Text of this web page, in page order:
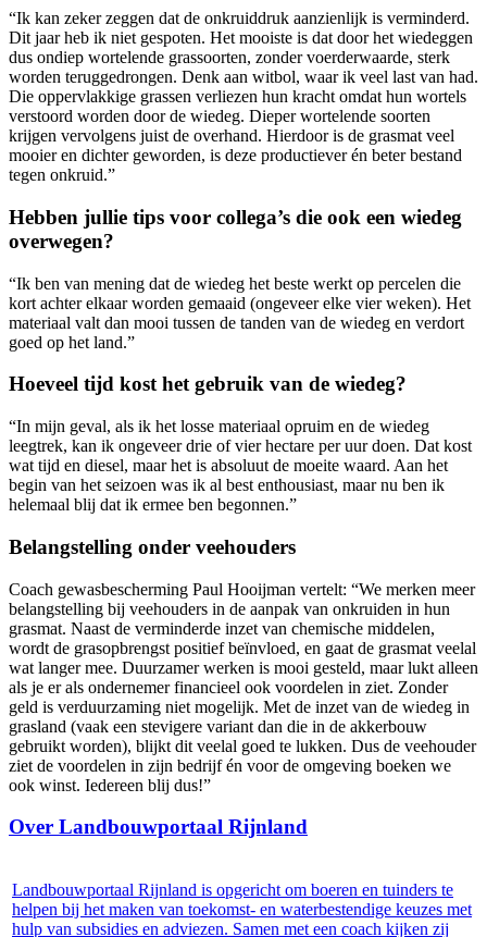
“Ik kan zeker zeggen dat de onkruiddruk aanzienlijk is verminderd.
Dit jaar heb ik niet gespoten. Het mooiste is dat door het wiedeggen
dus ondiep wortelende grassoorten, zonder voerderwaarde, sterk
worden teruggedrongen. Denk aan witbol, waar ik veel last van had.
Die oppervlakkige grassen verliezen hun kracht omdat hun wortels
verstoord worden door de wiedeg. Dieper wortelende soorten
krijgen vervolgens juist de overhand. Hierdoor is de grasmat veel
mooier en dichter geworden, is deze productiever én beter bestand
tegen onkruid.”
Hebben jullie tips voor collega’s die ook een wiedeg
overwegen?
“Ik ben van mening dat de wiedeg het beste werkt op percelen die
kort achter elkaar worden gemaaid (ongeveer elke vier weken). Het
materiaal valt dan mooi tussen de tanden van de wiedeg en verdort
goed op het land.”
Hoeveel tijd kost het gebruik van de wiedeg?
“In mijn geval, als ik het losse materiaal opruim en de wiedeg
leegtrek, kan ik ongeveer drie of vier hectare per uur doen. Dat kost
wat tijd en diesel, maar het is absoluut de moeite waard. Aan het
begin van het seizoen was ik al best enthousiast, maar nu ben ik
helemaal blij dat ik ermee ben begonnen.”
Belangstelling onder veehouders
Coach gewasbescherming Paul Hooijman vertelt: “We merken meer
belangstelling bij veehouders in de aanpak van onkruiden in hun
grasmat. Naast de verminderde inzet van chemische middelen,
wordt de grasopbrengst positief beïnvloed, en gaat de grasmat veelal
wat langer mee. Duurzamer werken is mooi gesteld, maar lukt alleen
als je er als ondernemer financieel ook voordelen in ziet. Zonder
geld is verduurzaming niet mogelijk. Met de inzet van de wiedeg in
grasland (vaak een stevigere variant dan die in de akkerbouw
gebruikt worden), blijkt dit veelal goed te lukken. Dus de veehouder
ziet de voordelen in zijn bedrijf én voor de omgeving boeken we
ook winst. Iedereen blij dus!”
Over Landbouwportaal Rijnland
Landbouwportaal Rijnland is opgericht om boeren en tuinders te
helpen bij het maken van toekomst- en waterbestendige keuzes met
hulp van subsidies en adviezen. Samen met een coach kijken zij